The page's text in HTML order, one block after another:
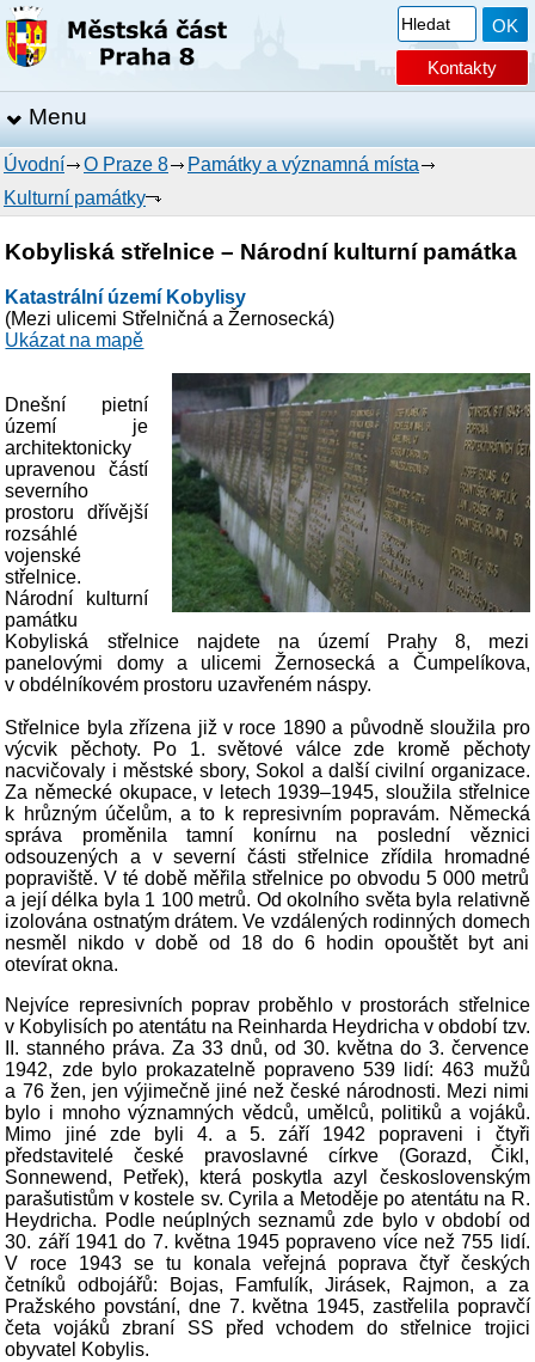
Kontakty
Menu
Úvodní O Praze 8
Památky a významná místa
Kulturní památky
Kobyliská střelnice – Národní kulturní památka
Katastrální území Kobylisy
(Mezi ulicemi Střelničná a Žernosecká)
Ukázat na mapě
Dnešní pietní
území je
architektonicky
upravenou částí
severního
prostoru dřívější
rozsáhlé
vojenské
střelnice.
Národní kulturní
památku
Kobyliská střelnice najdete na území Prahy 8, mezi
panelovými domy a ulicemi Žernosecká a Čumpelíkova,
v obdélníkovém prostoru uzavřeném náspy.
Střelnice byla zřízena již v roce 1890 a původně sloužila pro
výcvik pěchoty. Po 1. světové válce zde kromě pěchoty
nacvičovaly i městské sbory, Sokol a další civilní organizace.
Za německé okupace, v letech 1939–1945, sloužila střelnice
k hrůzným účelům, a to k represivním popravám. Německá
správa proměnila tamní konírnu na poslední věznici
odsouzených a v severní části střelnice zřídila hromadné
popraviště. V té době měřila střelnice po obvodu 5 000 metrů
a její délka byla 1 100 metrů. Od okolního světa byla relativně
izolována ostnatým drátem. Ve vzdálených rodinných domech
nesměl nikdo v době od 18 do 6 hodin opouštět byt ani
otevírat okna.
Nejvíce represivních poprav proběhlo v prostorách střelnice
v Kobylisích po atentátu na Reinharda Heydricha v období tzv.
II. stanného práva. Za 33 dnů, od 30. května do 3. července
1942, zde bylo prokazatelně popraveno 539 lidí: 463 mužů
a 76 žen, jen výjimečně jiné než české národnosti. Mezi nimi
bylo i mnoho významných vědců, umělců, politiků a vojáků.
Mimo jiné zde byli 4. a 5. září 1942 popraveni i čtyři
představitelé české pravoslavné církve (Gorazd, Čikl,
Sonnewend, Petřek), která poskytla azyl československým
parašutistům v kostele sv. Cyrila a Metoděje po atentátu na R.
Heydricha. Podle neúplných seznamů zde bylo v období od
30. září 1941 do 7. května 1945 popraveno více než 755 lidí.
V roce 1943 se tu konala veřejná poprava čtyř českých
četníků odbojářů: Bojas, Famfulík, Jirásek, Rajmon, a za
Pražského povstání, dne 7. května 1945, zastřelila popravčí
četa vojáků zbraní SS před vchodem do střelnice trojici
obyvatel Kobylis.